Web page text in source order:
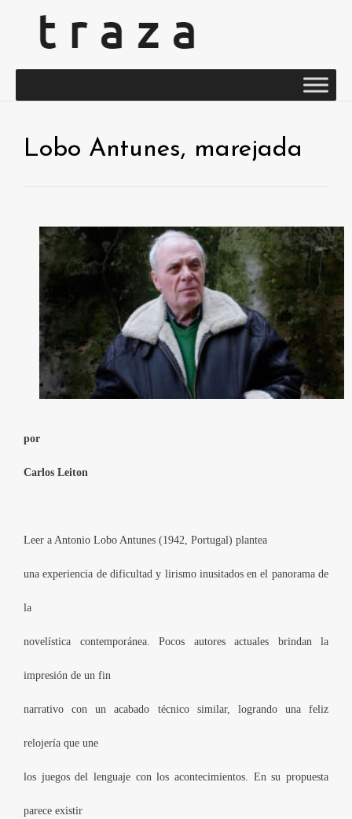
Lobo Antunes, marejada
por
Carlos Leiton
Leer a Antonio Lobo Antunes (1942, Portugal) plantea
una experiencia de dificultad y lirismo inusitados en el panorama de
la
novelística contemporánea. Pocos autores actuales brindan la
impresión de un fin
narrativo con un acabado técnico similar, logrando una feliz
relojería que une
los juegos del lenguaje con los acontecimientos. En su propuesta
parece existir